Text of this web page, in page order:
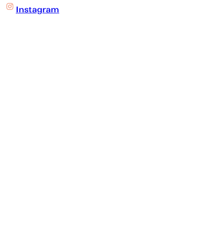
Instagram